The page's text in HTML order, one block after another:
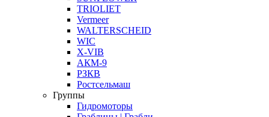
TRIOLIET
Vermeer
WALTERSCHEID
WIC
X-VIB
АКМ-9
РЗКВ
Ростсельмаш
Группы
Гидромоторы